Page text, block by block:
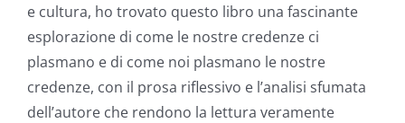
e cultura, ho trovato questo libro una fascinante
esplorazione di come le nostre credenze ci
plasmano e di come noi plasmano le nostre
credenze, con il prosa riflessivo e l’analisi sfumata
dell’autore che rendono la lettura veramente
The
incorporation
of